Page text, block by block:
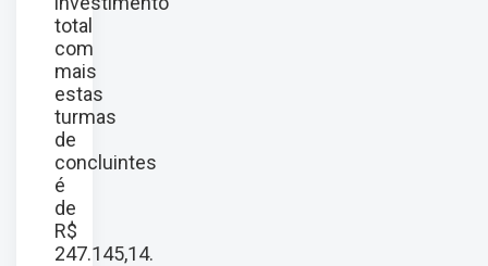
total
com
mais
estas
turmas
de
concluintes
é
de
R$
247.145,14.